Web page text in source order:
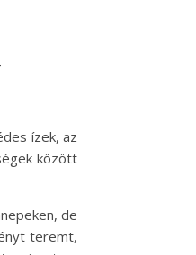
ízek, az
között
de
teremt,